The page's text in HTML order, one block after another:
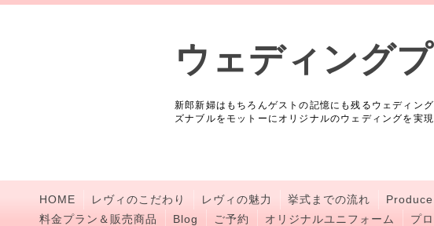
ウェディング
新郎新婦はもちろんゲストの記憶にも残るウェディン
ズナブルをモットーにオリジナルのウェディングを実現
HOME レヴィのこだわり レヴィの魅力 挙式までの流れ Produce
料金プラン＆販売商品
Blog ご予約 オリジナルユニフォーム プ